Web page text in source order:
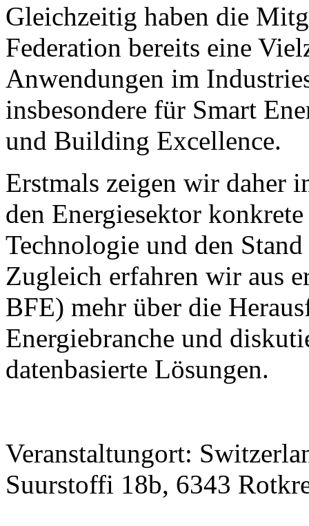
Gleichzeitig haben die
Federation bereits eine
Anwendungen im
insbesondere für Smart
und Building Excellence.
Erstmals zeigen wir daher
den Energiesektor
Technologie und den
Zugleich erfahren wir aus
BFE) mehr über die
Energiebranche und
datenbasierte Lösungen.
Veranstaltungort:
Suurstoffi 18b, 6343